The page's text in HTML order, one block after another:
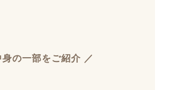
身の一部をご紹介 ／